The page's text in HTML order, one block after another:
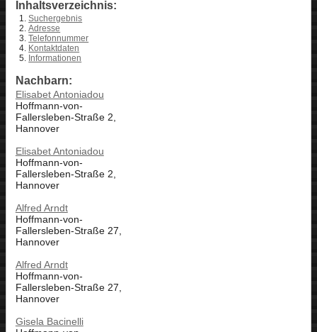
Inhaltsverzeichnis:
Suchergebnis
Adresse
Telefonnummer
Kontaktdaten
Informationen
Nachbarn:
Elisabet Antoniadou
Hoffmann-von-
Fallersleben-Straße 2,
Hannover
Elisabet Antoniadou
Hoffmann-von-
Fallersleben-Straße 2,
Hannover
Alfred Arndt
Hoffmann-von-
Fallersleben-Straße 27,
Hannover
Alfred Arndt
Hoffmann-von-
Fallersleben-Straße 27,
Hannover
Gisela Bacinelli